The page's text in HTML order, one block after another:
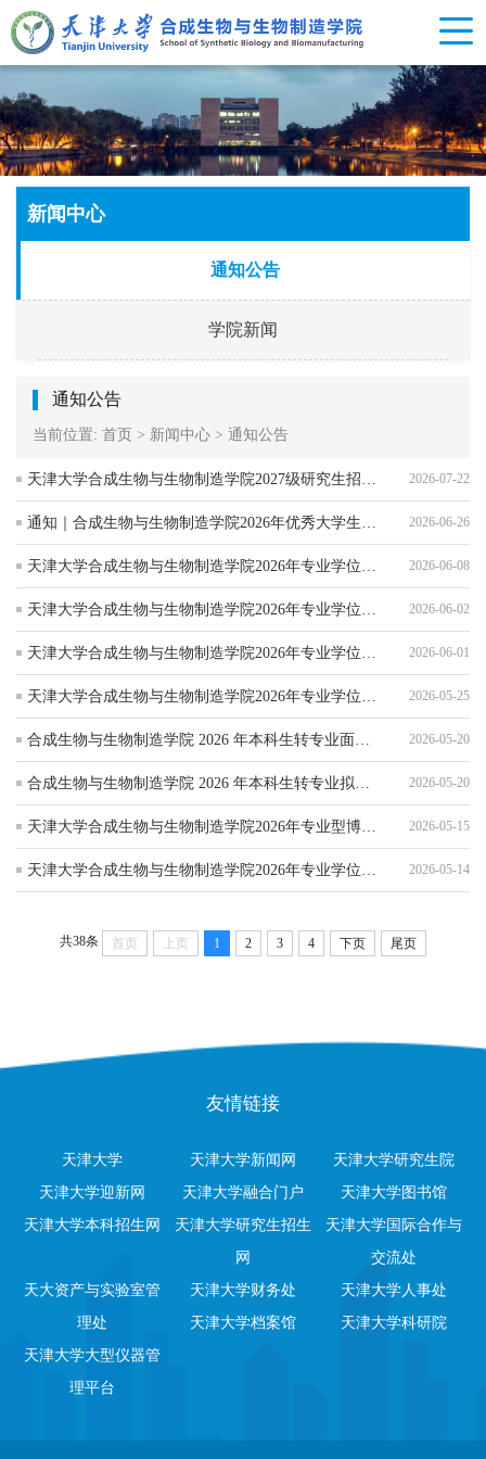
新闻中心
通知公告
学院新闻
通知公告
当前位置: 首页 > 新闻中心 > 通知公告
天津大学合成生物与生物制造学院2027级研究生招生宣传导师团活动通知 2026-07-22
通知｜合成生物与生物制造学院2026年优秀大学生暑期夏令营活动 2026-06-26
天津大学合成生物与生物制造学院2026年专业学位博士研究生拟录取名单公示（第四批） 2026-06-08
天津大学合成生物与生物制造学院2026年专业学位 博士研究生拟录取名单公示（第三批） 2026-06-02
天津大学合成生物与生物制造学院2026年专业学位 博士研究生拟录取名单公示（第二批） 2026-06-01
天津大学合成生物与生物制造学院2026年专业学位博士研究生拟录取名单公示 2026-05-25
合成生物与生物制造学院 2026 年本科生转专业面试成绩公示 2026-05-20
合成生物与生物制造学院 2026 年本科生转专业拟录取名单公示 2026-05-20
天津大学合成生物与生物制造学院2026年专业型博士研究生招生综合考核安排 2026-05-15
天津大学合成生物与生物制造学院2026年专业学位博士研究生资格审查通过名单公示 2026-05-14
共38条 首页 上页 1 2 3 4 下页 尾页
友情链接
天津大学 天津大学新闻网
天津大学研究生院
天津大学迎新网
天津大学融合门户
天津大学图书馆
天津大学本科招生网
天津大学研究生招生
网
天津大学国际合作与
交流处
天大资产与实验室管
理处
天津大学财务处
天津大学人事处
天津大学档案馆
天津大学科研院
天津大学大型仪器管
理平台